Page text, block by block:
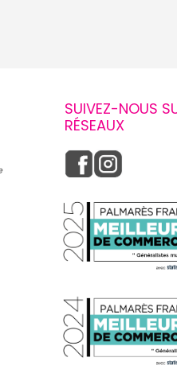
SUIVEZ-NOUS
RÉSEAUX